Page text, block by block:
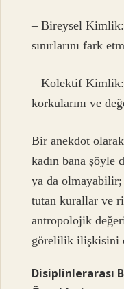
– Bireysel
sınırlarını fark
– Kolektif
korkularını ve
Bir anekdot
kadın bana
ya da
tutan kurallar ve
antropolojik
görelilik ilişkisini
Disiplinlerarası